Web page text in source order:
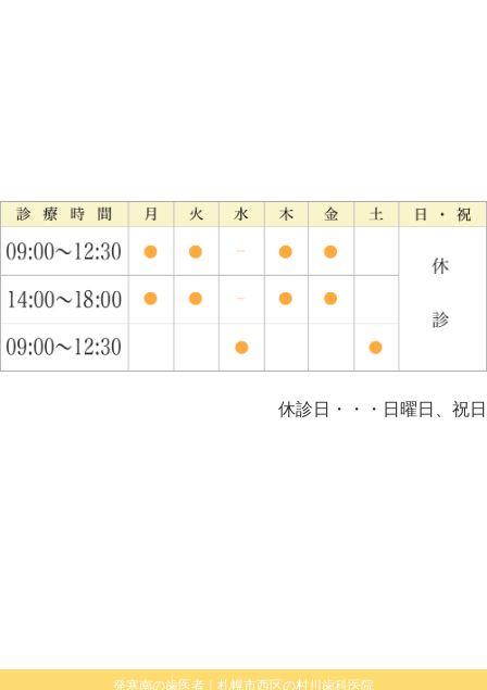
休診日・・・日曜日、祝日
発寒南の歯医者｜札幌市西区の村川歯科医院